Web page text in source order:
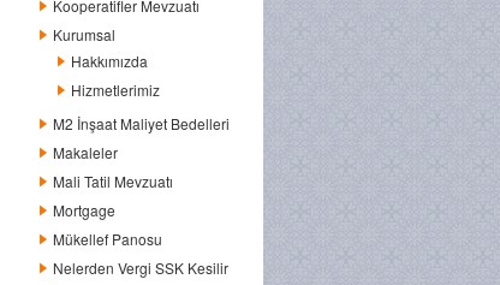
Kooperatifler Mevzuatı
Kurumsal
Hakkımızda
Hizmetlerimiz
M2 İnşaat Maliyet Bedelleri
Makaleler
Mali Tatil Mevzuatı
Mortgage
Mükellef Panosu
Nelerden Vergi SSK Kesilir